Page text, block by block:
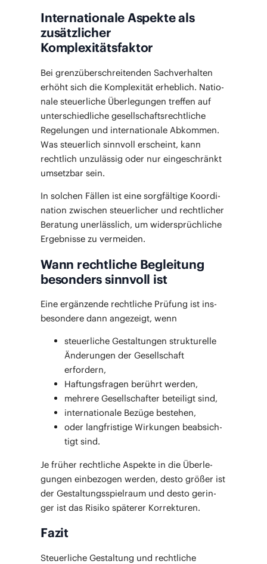
Internationale Aspekte als
zusätzlicher
Komplexitätsfaktor
Bei grenz­über­schrei­ten­den Sach­ver­hal­ten
erhöht sich die Kom­ple­xi­tät erheb­lich. Natio­
na­le steu­er­li­che Über­le­gun­gen tref­fen auf
unter­schied­li­che gesell­schafts­recht­li­che
Rege­lun­gen und inter­na­tio­na­le Abkom­men.
Was steu­er­lich sinn­voll erscheint, kann
recht­lich unzu­läs­sig oder nur ein­ge­schränkt
umsetz­bar sein.
In sol­chen Fäl­len ist eine sorg­fäl­ti­ge Koor­di­
na­ti­on zwi­schen steu­er­li­cher und recht­li­cher
Bera­tung uner­läss­lich, um wider­sprüch­li­che
Ergeb­nis­se zu vermeiden.
Wann rechtliche Begleitung
besonders sinnvoll ist
Eine ergän­zen­de recht­li­che Prü­fung ist ins­
be­son­de­re dann ange­zeigt, wenn
steu­er­li­che Gestal­tun­gen struk­tu­rel­le
Ände­run­gen der Gesell­schaft
erfordern,
Haf­tungs­fra­gen berührt werden,
meh­re­re Gesell­schaf­ter betei­ligt sind,
inter­na­tio­na­le Bezü­ge bestehen,
oder lang­fris­ti­ge Wir­kun­gen beab­sich­
tigt sind.
Je frü­her recht­li­che Aspek­te in die Über­le­
gun­gen ein­be­zo­gen wer­den, des­to grö­ßer ist
der Gestal­tungs­spiel­raum und des­to gerin­
ger ist das Risi­ko spä­te­rer Korrekturen.
Fazit
Steu­er­li­che Gestal­tung und recht­li­che